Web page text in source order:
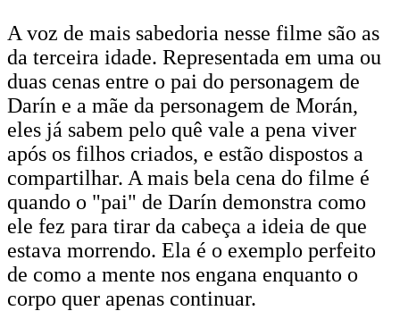
A voz de mais sabedoria nesse filme são as
da terceira idade. Representada em uma ou
duas cenas entre o pai do personagem de
Darín e a mãe da personagem de Morán,
eles já sabem pelo quê vale a pena viver
após os filhos criados, e estão dispostos a
compartilhar. A mais bela cena do filme é
quando o "pai" de Darín demonstra como
ele fez para tirar da cabeça a ideia de que
estava morrendo. Ela é o exemplo perfeito
de como a mente nos engana enquanto o
corpo quer apenas continuar.